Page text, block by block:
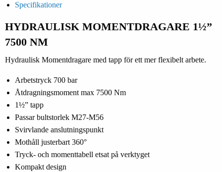
Specifikationer
HYDRAULISK MOMENTDRAGARE 1½”
7500 NM
Hydraulisk Momentdragare med tapp för ett mer flexibelt arbete.
Arbetstryck 700 bar
Åtdragningsmoment max 7500 Nm
1½” tapp
Passar bultstorlek M27-M56
Svirvlande anslutningspunkt
Mothåll justerbart 360°
Tryck- och momenttabell etsat på verktyget
Kompakt design